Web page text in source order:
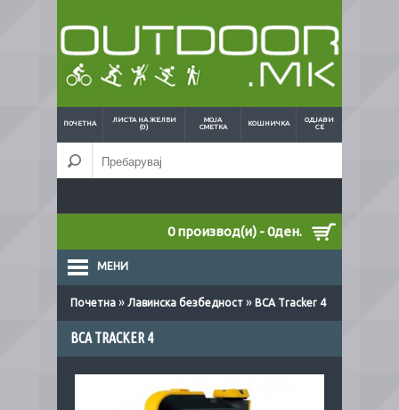
ПОЧЕТНА
ЛИСТА НА ЖЕЛБИ
(0)
МОЈА
СМЕТКА
КОШНИЧКА
ОДЈАВИ
СЕ
0 производ(и) - 0ден.
МЕНИ
Почетна » Лавинска безбедност » BCA Tracker 4
BCA TRACKER 4